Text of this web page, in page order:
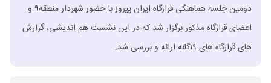
دومین جلسه هماهنگی قرارگاه ایران پیروز با حضور شهردار منطقه۹ و
اعضای قرارگاه مذکور برگزار شد که در این نشست هم اندیشی، گزارش
های قرارگاه های ۱۹گانه ارائه و بررسی شد.